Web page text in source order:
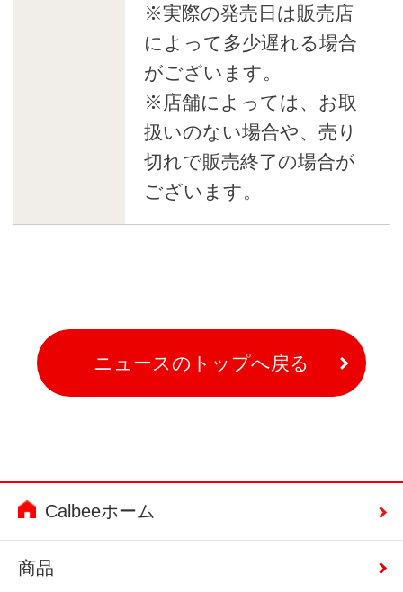
※実際の発売日は販売店
によって多少遅れる場合
がございます。
※店舗によっては、お取
扱いのない場合や、売り
切れで販売終了の場合が
ございます。
ニュースのトップへ戻る
Calbeeホーム
商品